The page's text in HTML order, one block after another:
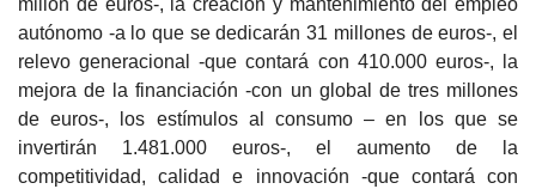
millón de euros-, la creación y mantenimiento del empleo
autónomo -a lo que se dedicarán 31 millones de euros-, el
relevo generacional -que contará con 410.000 euros-, la
mejora de la financiación -con un global de tres millones
de euros-, los estímulos al consumo – en los que se
invertirán 1.481.000 euros-, el aumento de la
competitividad, calidad e innovación -que contará con